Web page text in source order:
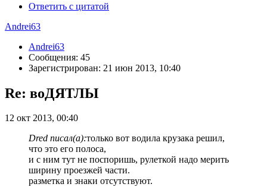
Ответить с цитатой
Andrei63
Andrei63
Сообщения: 45
Зарегистрирован: 21 июн 2013, 10:40
Re: воДЯТЛЫ
12 окт 2013, 00:40
Dred писал(а):только вот водила крузака решил,
что это его полоса,
и с ним тут не поспоришь, рулеткой надо мерить
ширину проезжей части.
разметка и знаки отсутствуют.